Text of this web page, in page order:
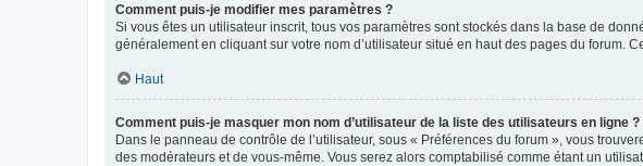
Comment puis-je modifier mes paramètres ?
Si vous êtes un utilisateur inscrit, tous vos paramètres sont stockés dans la base de
généralement en cliquant sur votre nom d’utilisateur situé en haut des pages du forum.
Haut
Comment puis-je masquer mon nom d’utilisateur de la liste des utilisateurs en ligne ?
Dans le panneau de contrôle de l’utilisateur, sous « Préférences du forum », vous
des modérateurs et de vous-même. Vous serez alors comptabilisé comme étant un